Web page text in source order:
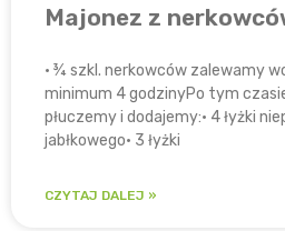
Majonez z
• ¾ szkl. nerkowców zalewamy
minimum 4 godzinyPo tym
płuczemy i dodajemy:• 4 łyżki
jabłkowego• 3 łyżki
CZYTAJ DALEJ »